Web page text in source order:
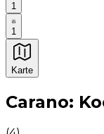
1
1
Karte
Unvergessliche
Carano: